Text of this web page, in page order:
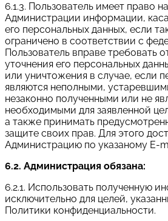
6.1.3. Пользователь имеет право
Администрации информации,
его персональных данных, если
ограничено в соответствии с
Пользователь вправе требовать
уточнения его персональных
или уничтожения в случае, если
являются неполными,
незаконно полученными или не
необходимыми для заявленной
а также принимать
защите своих прав. Для этого
Администрацию по указаному E-
6.2. Администрация обязана:
6.2.1. Использовать полученную
исключительно для целей,
Политики конфиденциальности.